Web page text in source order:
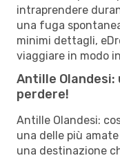
intraprendere
una fuga
minimi dettagli,
viaggiare in modo
Antille Olandesi:
perdere!
Antille Olandesi:
una delle più
una destinazione